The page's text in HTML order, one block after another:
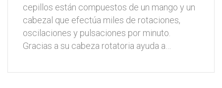
cepillos están compuestos de un mango y un
cabezal que efectúa miles de rotaciones,
oscilaciones y pulsaciones por minuto.
Gracias a su cabeza rotatoria ayuda a…